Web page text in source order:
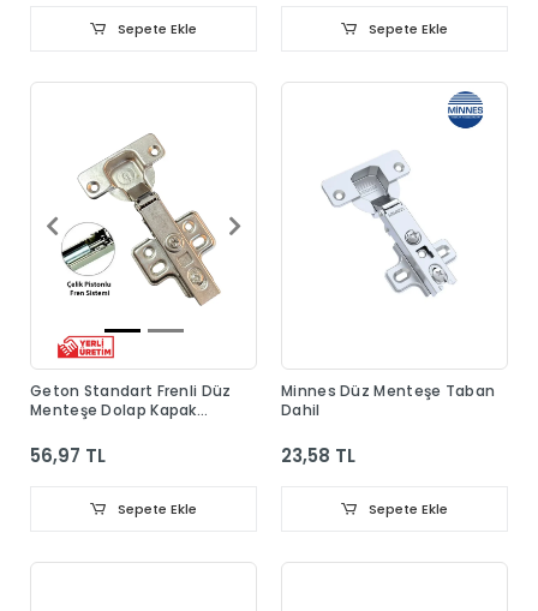
Sepete Ekle Sepete Ekle
Geton Standart Frenli Düz
Menteşe Dolap Kapak
56,97 TL
Sepete Ekle
Minnes Düz Menteşe Taban
Dahil
23,58 TL
Sepete Ekle